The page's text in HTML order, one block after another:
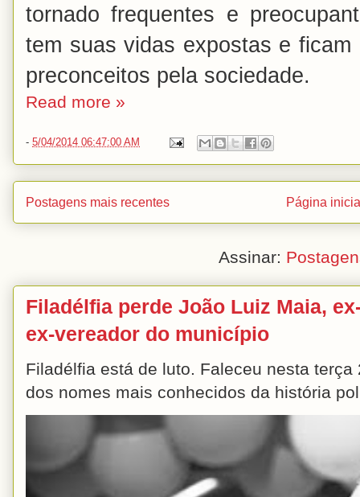
tornado frequentes e
tem suas vidas expostas e
preconceitos pela sociedade.
Read more »
- 5/04/2014 06:47:00 AM
Postagens mais recentes Página
Assinar:
Filadélfia perde João Luiz Maia,
ex-vereador do município
Filadélfia está de luto. Faleceu nesta
dos nomes mais conhecidos da história